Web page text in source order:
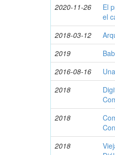
2020-11-26
El
el
2018-03-12
2019
2016-08-16
2018
2018
2018